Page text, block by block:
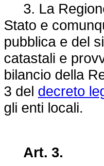
3. La
Stato e
pubblica e del
catastali e
bilancio della
3 del decreto
gli enti locali.
Art. 3.